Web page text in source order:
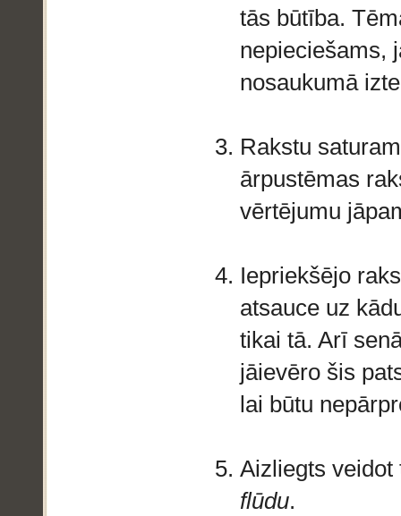
tās būtība.
nepieciešams,
nosaukumā
Rakstu
ārpustēmas
vērtējumu
Iepriekšējo
atsauce uz
tikai tā. Arī
jāievēro šis
lai būtu
Aizliegts
flūdu.